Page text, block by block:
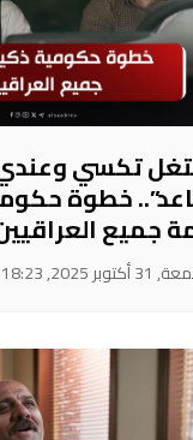
تكسي
خطوة
جميع
2025, 18:23